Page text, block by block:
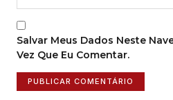
Salvar Meus Dados Neste
Vez Que Eu Comentar.